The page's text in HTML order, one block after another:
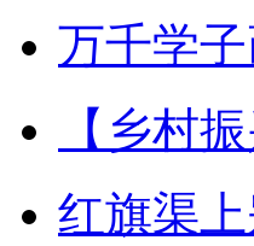
万千学
【乡村
红旗渠